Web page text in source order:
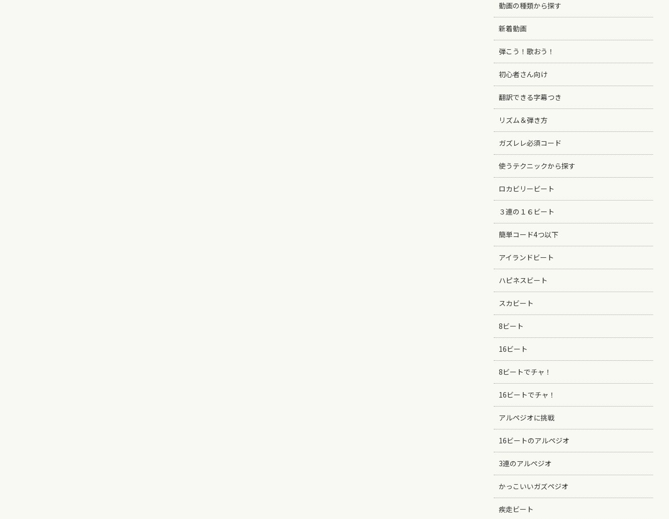
動画の種類から探す
新着動画
弾こう！歌おう！
初心者さん向け
翻訳できる字幕つき
リズム＆弾き方
ガズレレ必須コード
使うテクニックから探す
ロカビリービート
３連の１６ビート
簡単コード4つ以下
アイランドビート
ハピネスビート
スカビート
8ビート
16ビート
8ビートでチャ！
16ビートでチャ！
アルペジオに挑戦
16ビートのアルペジオ
3連のアルペジオ
かっこいいガズペジオ
疾走ビート